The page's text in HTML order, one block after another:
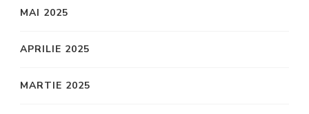
MAI 2025
APRILIE 2025
MARTIE 2025